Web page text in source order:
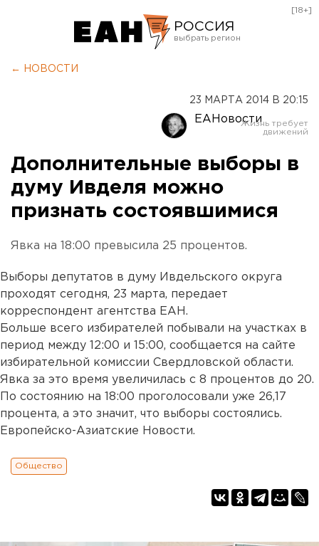
РОССИЯ
Оренбург
[18+]
← НОВОСТИ
23 МАРТА 2014 В 20:15
ЕАНовости
Дополнительные выборы в
думу Ивделя можно
признать состоявшимися
Явка на 18:00 превысила 25 процентов.
Выборы депутатов в думу Ивдельского округа
проходят сегодня, 23 марта, передает
корреспондент агентства ЕАН.
Больше всего избирателей побывали на участках в
период между 12:00 и 15:00, сообщается на сайте
избирательной комиссии Свердловской области.
Явка за это время увеличилась с 8 процентов до 20.
По состоянию на 18:00 проголосовали уже 26,17
процента, а это значит, что выборы состоялись.
Европейско-Азиатские Новости.
Общество